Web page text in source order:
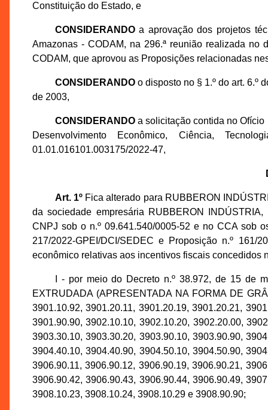
Constituição do Estado, e
CONSIDERANDOa aprovação dos projetos
Amazonas - CODAM, na 296.ª reunião realizada
CODAM, que aprovou as Proposições relacionadas
CONSIDERANDOo disposto no § 1.º do art. 6.º
de 2003,
CONSIDERANDOa solicitação contida no Ofício
Desenvolvimento Econômico, Ciência,
01.01.016101.003175/2022-47,
Art. 1ºFica alterado para RUBBERON
da sociedade empresária RUBBERON
CNPJ sob o n.º 09.641.540/0005-52 e no CCA sob
217/2022-GPEI/DCI/SEDEC e Proposição n.º 161/
econômico relativas aos incentivos fiscais concedidos
I - por meio do Decreto n.º 38.972, de 15 de
EXTRUDADA (APRESENTADA NA FORMA DE
3901.10.92, 3901.20.11, 3901.20.19, 3901.20.21,
3901.90.90, 3902.10.10, 3902.10.20, 3902.20.00,
3903.30.10, 3903.30.20, 3903.90.10, 3903.90.90,
3904.40.10, 3904.40.90, 3904.50.10, 3904.50.90,
3906.90.11, 3906.90.12, 3906.90.19, 3906.90.21,
3906.90.42, 3906.90.43, 3906.90.44, 3906.90.49,
3908.10.23, 3908.10.24, 3908.10.29 e 3908.90.90;